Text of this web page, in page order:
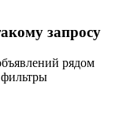
запросу
рядом